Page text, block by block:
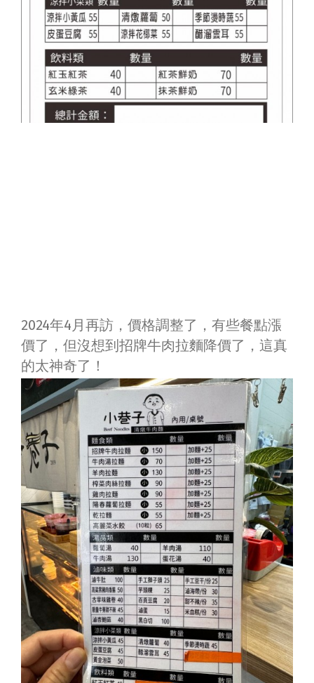
2024年4月再訪，價格調整了，有些餐點漲
價了，但沒想到招牌牛肉拉麵降價了，這真
的太神奇了！